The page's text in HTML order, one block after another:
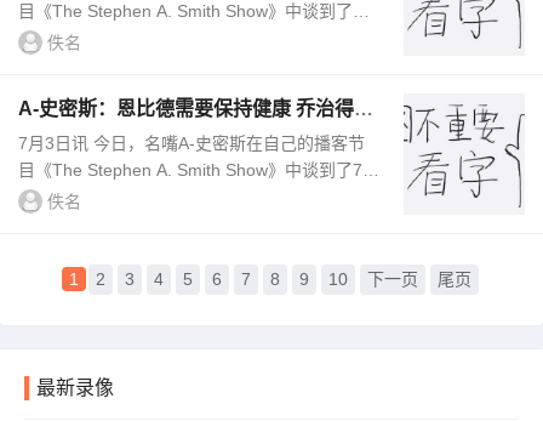
目《The Stephen A. Smith Show》中谈到了乔
治加盟76人一事。A-史密斯说道：“引进乔治，
佚名
A-史密斯：恩比德需要保持健康 乔治得扮
演第三巨头的角色
7月3日讯 今日，名嘴A-史密斯在自己的播客节
目《The Stephen A. Smith Show》中谈到了76
人如何才能取得成功。A-史密斯说道：“首先，
佚名
1 2 3 4 5 6 7 8 9 10 下一页 尾页
最新录像